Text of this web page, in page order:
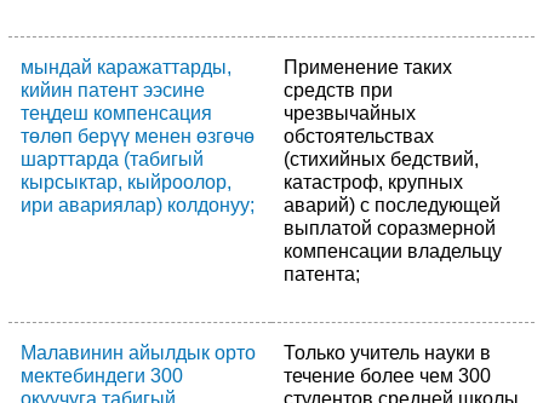
мындай каражаттарды,
кийин патент ээсине
теңдеш компенсация
төлөп берүү менен өзгөчө
шарттарда (табигый
кырсыктар, кыйроолор,
ири авариялар) колдонуу;
Применение таких
средств при
чрезвычайных
обстоятельствах
(стихийных бедствий,
катастроф, крупных
аварий) с последующей
выплатой соразмерной
компенсации владельцу
патента;
Малавинин айылдык орто
мектебиндеги 300
окуучуга табигый
Только учитель науки в
течение более чем 300
студентов средней школы